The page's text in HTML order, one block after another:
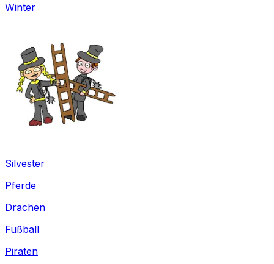
Winter
Silvester
Pferde
Drachen
Fußball
Piraten